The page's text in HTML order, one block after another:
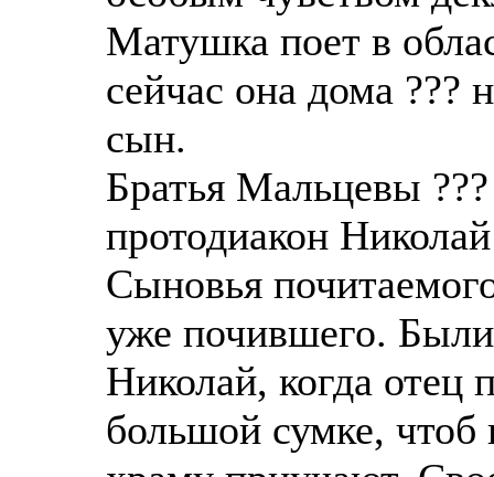
Матушка поет в
сейчас она дома ???
сын.
Братья Мальцевы
протодиакон
Сыновья
уже почившего.
Николай, когда отец
большой сумке,